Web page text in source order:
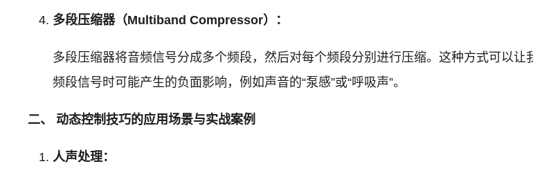
多段压缩器（Multiband Compressor）：
多段压缩器将音频信号分成多个频段，然后对每个频段分别进行压缩。这种方式可以
频段信号时可能产生的负面影响，例如声音的“泵感”或“呼吸声”。
二、 动态控制技巧的应用场景与实战案例
人声处理：